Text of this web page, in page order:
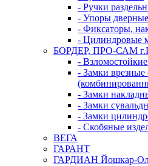
- Ручки
- Упоры дверные
- Фиксаторы,
- Цилиндровые
БОРДЕР, ПРО-САМ
-
- Замки
- Замки
- Замки
- Замки
- Скобяные
ВЕГА
ГАРАНТ
ГАРДИАН Йошкар-